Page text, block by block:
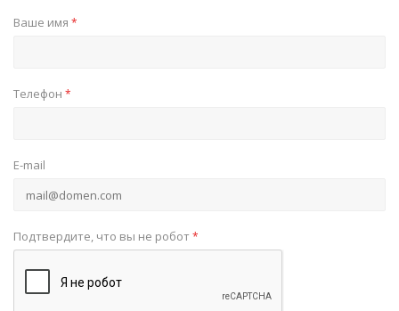
Ваше имя *
Телефон *
E-mail
Подтвердите, что вы не робот*